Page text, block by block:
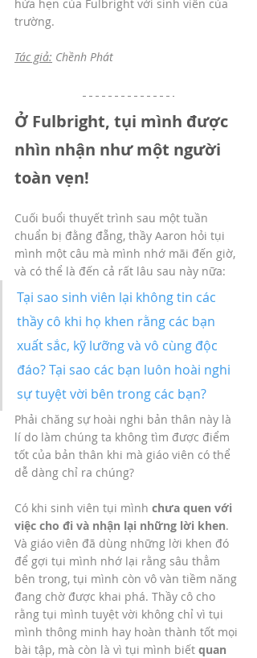
hứa hẹn của Fulbright với sinh viên của
trường.
Tác giả: Chềnh Phát
Ở Fulbright, tụi mình được
nhìn nhận như một người
toàn vẹn!
Cuối buổi thuyết trình sau một tuần
chuẩn bị đằng đẵng, thầy Aaron hỏi tụi
mình một câu mà mình nhớ mãi đến giờ,
và có thể là đến cả rất lâu sau này nữa:
Tại sao sinh viên lại không tin các
thầy cô khi họ khen rằng các bạn
xuất sắc, kỹ lưỡng và vô cùng độc
đáo? Tại sao các bạn luôn hoài nghi
sự tuyệt vời bên trong các bạn?
Phải chăng sự hoài nghi bản thân này là
lí do làm chúng ta không tìm được điểm
tốt của bản thân khi mà giáo viên có thể
dễ dàng chỉ ra chúng?
Có khi sinh viên tụi mình chưa quen với
việc cho đi và nhận lại những lời khen.
Và giáo viên đã dùng những lời khen đó
để gợi tụi mình nhớ lại rằng sâu thẳm
bên trong, tụi mình còn vô vàn tiềm năng
đang chờ được khai phá. Thầy cô cho
rằng tụi mình tuyệt vời không chỉ vì tụi
mình thông minh hay hoàn thành tốt mọi
bài tập, mà còn là vì tụi mình biết quan